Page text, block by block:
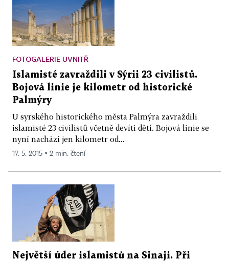
FOTOGALERIE UVNITŘ
Islamisté zavraždili v Sýrii 23 civilistů.
Bojová linie je kilometr od historické
Palmýry
U syrského historického města Palmýra zavraždili
islamisté 23 civilistů včetně devíti dětí. Bojová linie se
nyní nachází jen kilometr od...
17. 5. 2015 ▪ 2 min. čtení
Největší úder islamistů na Sinaji. Při